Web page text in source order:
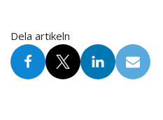
Dela artikeln